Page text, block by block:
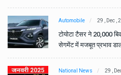
Automobile 29 , Dec ,
टोयोटा टैसर ने 20,000
सेगमेंट में मजबूत प्रभाव
National News 29 ,